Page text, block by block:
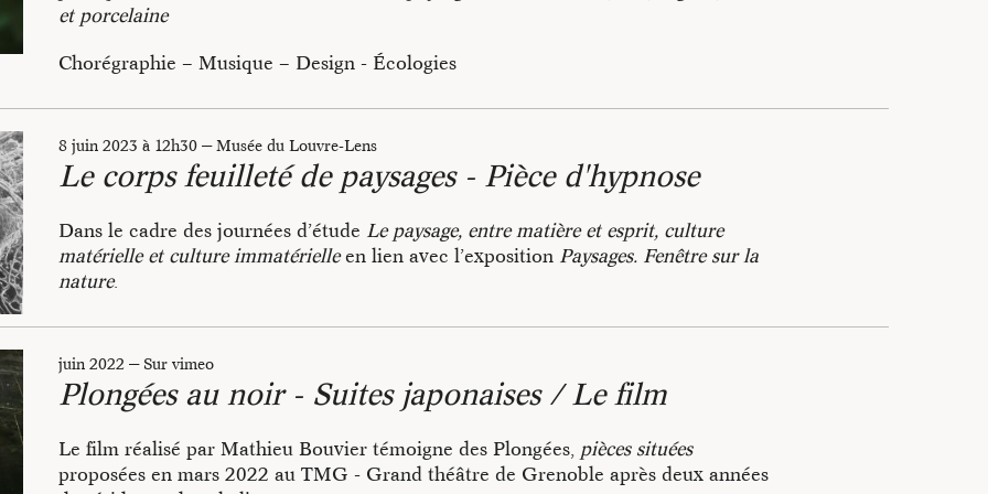
et porcelaine
Chorégraphie – Musique – Design - Écologies
ou les gestes déplacés d’une cérémonie du thé
inspirées par l’« esprit du thé » et les gestes de sa préparation collectés dans
Ces gestes déplacés invitent à une expérience partagée du temps. Une expérience
qui interroge nos manières d’habiter ensemble des milieux en transformation. Elle
collaboration avec le designerGoliath Dyèvreet avec des bol-coudes en
porcelaine réalisés par Catherine Contour avec l’aide des céramistes
Métas
Lionel Rister.
accompagnée par le musicien Yuki Nakagawa (violoncelle)
Design vêtements et traduction : Misa Ishibashi
8 juin 2023 à 12h30—Musée du Louvre-Lens
Le corps feuilleté de paysages - Pièce d'hypnose
Dans le cadre des journées d’étude Le paysage, entre matière et esprit, culture
matérielle et culture immatérielleen lien avec l’exposition Paysages. Fenêtre sur la
nature.
interprétée par Catherine Contour.
(CNRS).
juin 2022— Sur vimeo
Plongées au noir - Suites japonaises / Le film
Le film réalisé par Mathieu Bouvier témoigne des Plongées, pièces situées
proposées en mars 2022 au TMG - Grand théâtre de Grenoble après deux années